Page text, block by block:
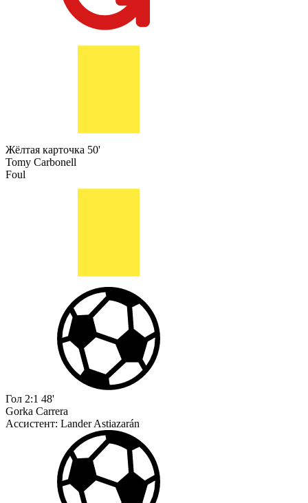
Жёлтая карточка 50'
Tomy Carbonell
Foul
Гол 2:1 48'
Gorka Carrera
Ассистент: Lander Astiazarán